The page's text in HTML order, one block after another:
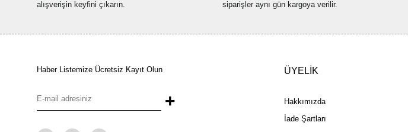
alışverişin keyfini çıkarın.
siparişler aynı gün kargoya verilir.
Haber Listemize Ücretsiz Kayıt Olun
+
ÜYELİK
Hakkımızda
İade Şartları